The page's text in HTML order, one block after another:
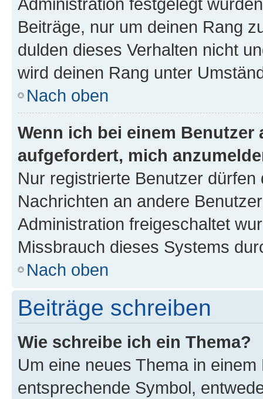
Beiträge, nur um deinen Rang
dulden dieses Verhalten nicht
wird deinen Rang unter
Nach oben
Wenn ich bei einem
aufgefordert, mich
Nur registrierte Benutzer
Nachrichten an andere
Administration freigeschaltet
Missbrauch dieses Systems
Nach oben
Beiträge schreiben
Wie schreibe ich ein Thema?
Um eine neues Thema in
entsprechende Symbol,